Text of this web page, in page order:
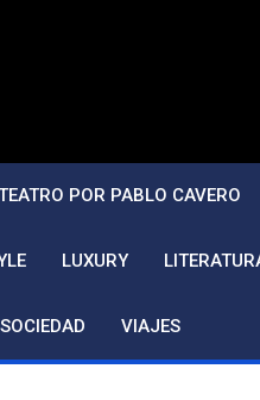
POR PABLO CAVERO
LUXURY
SOCIEDAD VIAJES